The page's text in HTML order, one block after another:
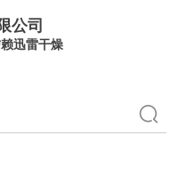
公司
迅雷干燥